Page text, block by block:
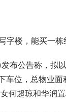
字楼，能买一
布公告称，拟
车位，总物业
何超琼和华润